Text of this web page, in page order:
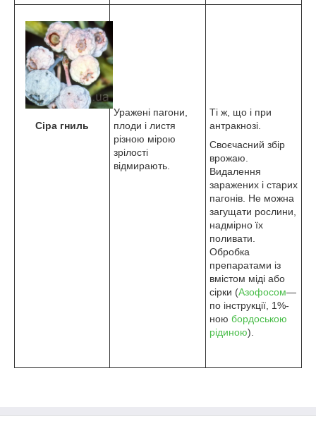
Сіра гниль
Уражені пагони,
плоди і листя
різною мірою
зрілості
відмирають.
Ті ж, що і при
антракнозі.
Своєчасний збір
врожаю.
Видалення
заражених і старих
пагонів. Не можна
загущати рослини,
надмірно їх
поливати.
Обробка
препаратами із
вмістом міді або
сірки (Азофосом—
по інструкції, 1%-
ною бордоською
рідиною).